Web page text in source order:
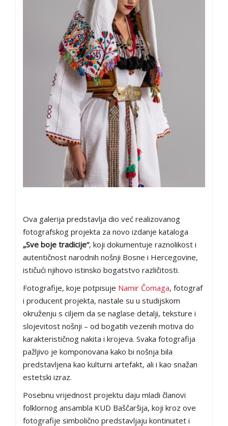
Ova galerija predstavlja dio već realizovanog
fotografskog projekta za novo izdanje kataloga
„Sve boje tradicije“, koji dokumentuje raznolikost i
autentičnost narodnih nošnji Bosne i Hercegovine,
ističući njihovo istinsko bogatstvo različitosti.
Fotografije, koje potpisuje Namir Čomaga, fotograf
i producent projekta, nastale su u studijskom
okruženju s ciljem da se naglase detalji, teksture i
slojevitost nošnji – od bogatih vezenih motiva do
karakterističnog nakita i krojeva. Svaka fotografija
pažljivo je komponovana kako bi nošnja bila
predstavljena kao kulturni artefakt, ali i kao snažan
estetski izraz.
Posebnu vrijednost projektu daju mladi članovi
folklornog ansambla KUD Baščaršija, koji kroz ove
fotografije simbolično predstavljaju kontinuitet i